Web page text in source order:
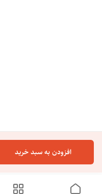
افزودن به سبد خرید